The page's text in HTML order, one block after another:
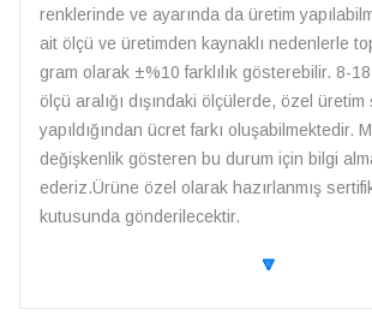
renklerinde ve ayarında da üretim
ait ölçü ve üretimden kaynaklı nedenlerle
gram olarak ±%10 farklılık gösterebilir. 8-
ölçü aralığı dışındaki ölçülerde, özel üretim
yapıldığından ücret farkı oluşabilmektedir.
değişkenlik gösteren bu durum için bilgi
ederiz.Ürüne özel olarak hazırlanmış
kutusunda gönderilecektir.
🔽